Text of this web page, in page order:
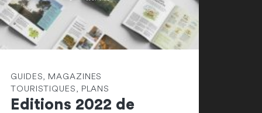
GUIDES, MAGAZINES
TOURISTIQUES, PLANS
Editions 2022 de